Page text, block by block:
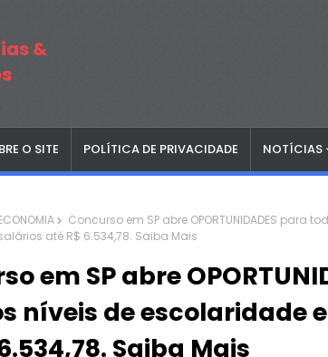
&
O SITE POLÍTICA DE PRIVACIDADE NOTÍCIAS
Concurso em SP abre OPORTUNIDADES para
até R$ 6.534,78. Saiba Mais
em SP abre
níveis de escolaridade
Saiba Mais